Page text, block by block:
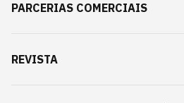
PARCERIAS COMERCIAIS
REVISTA